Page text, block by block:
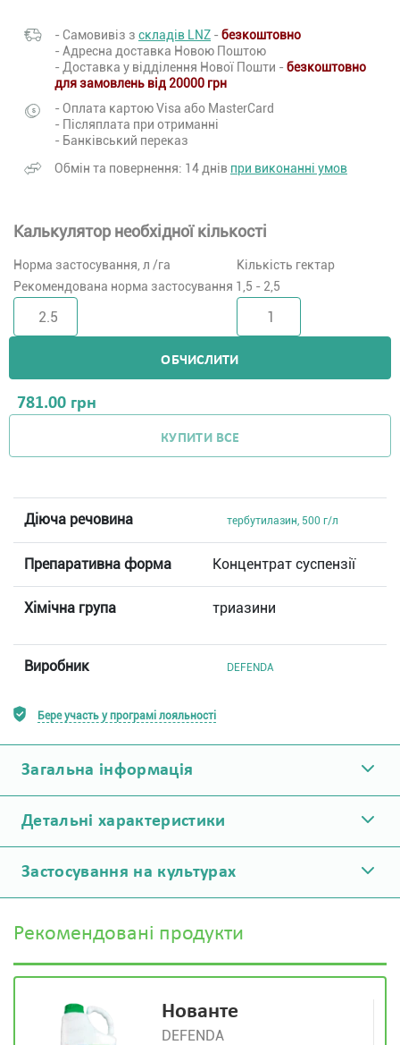
- Самовивіз з складів LNZ - безкоштовно
- Адресна доставка Новою Поштою
- Доставка у відділення Нової Пошти - безкоштовно
для замовлень від 20000 грн
- Оплата картою Visa або MasterCard
- Післяплата при отриманні
- Банківський переказ
Обмін та повернення: 14 днів при виконанні умов
Калькулятор необхідної кількості
Норма застосування, л /га
Кількість гектар
Рекомендована норма застосування 1,5 - 2,5
ОБЧИСЛИТИ
781.00 грн
КУПИТИ ВСЕ
Діюча речовина тербутилазин, 500 г/л
Препаративна форма Концентрат суспензії
Хімічна група триазини
Виробник DEFENDA
Бере участь у програмі лояльності
Загальна інформація
Детальні характеристики
Застосування на культурах
Рекомендовані продукти
Нованте
DEFENDA